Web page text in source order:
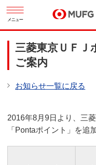
メニュー
三菱東京ＵＦＪ
ご案内
お知らせ一覧に戻る
2016年8月9日より、三
「Pontaポイント」を追